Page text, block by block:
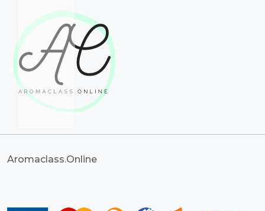
Aromaclass.Online